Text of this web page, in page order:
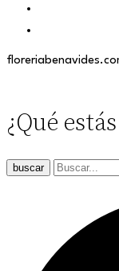
¿Qué
buscar